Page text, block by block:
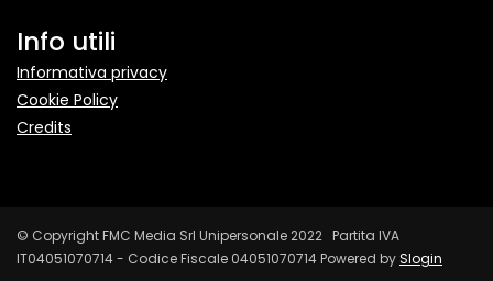
Info utili
Informativa privacy
Cookie Policy
Credits
© Copyright FMC Media Srl Unipersonale 2022 Partita IVA
IT04051070714 - Codice Fiscale 04051070714 Powered bySlogin